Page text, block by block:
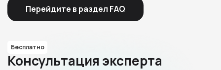
Перейдите в раздел FAQ
Бесплатно
Консультация эксперта